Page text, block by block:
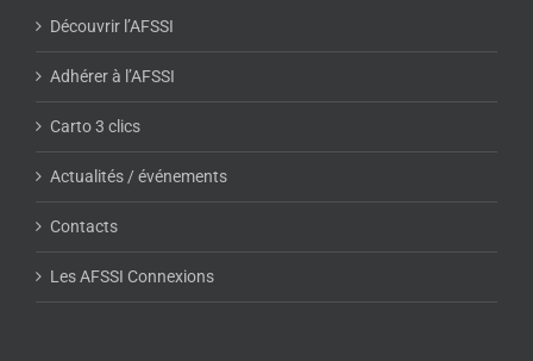
Découvrir l’AFSSI
Adhérer à l’AFSSI
Carto 3 clics
Actualités / événements
Contacts
Les AFSSI Connexions